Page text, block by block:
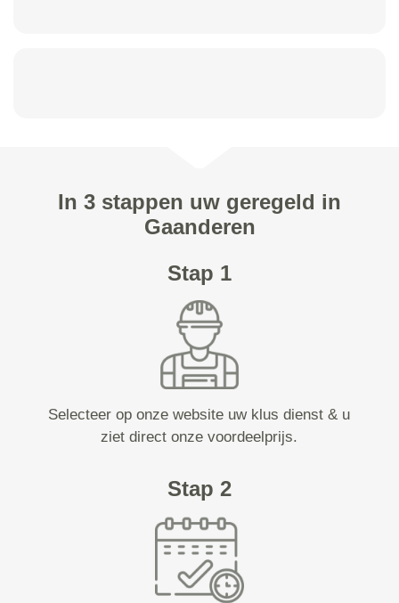
In 3 stappen uw geregeld in
Gaanderen
Stap 1
Selecteer op onze website uw klus dienst & u
ziet direct onze voordeelprijs.
Stap 2